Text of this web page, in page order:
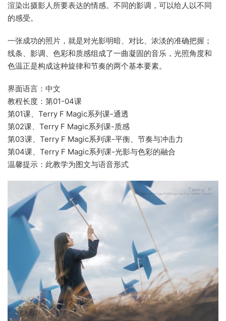
渲染出摄影人所要表达的情感。不同的影调，可以给人以不同
的感受。
一张成功的照片，就是对光影明暗、对比、浓淡的准确把握；
线条、影调、色彩和质感组成了一曲凝固的音乐，光照角度和
色温正是构成这种旋律和节奏的两个基本要素。
界面语言：中文
教程长度：第01-04课
第01课、Terry F Magic系列课-通透
第02课、Terry F Magic系列课-质感
第03课、Terry F Magic系列课-平衡、节奏与冲击力
第04课、Terry F Magic系列课-光影与色彩的融合
温馨提示：此教学为图文与语音形式